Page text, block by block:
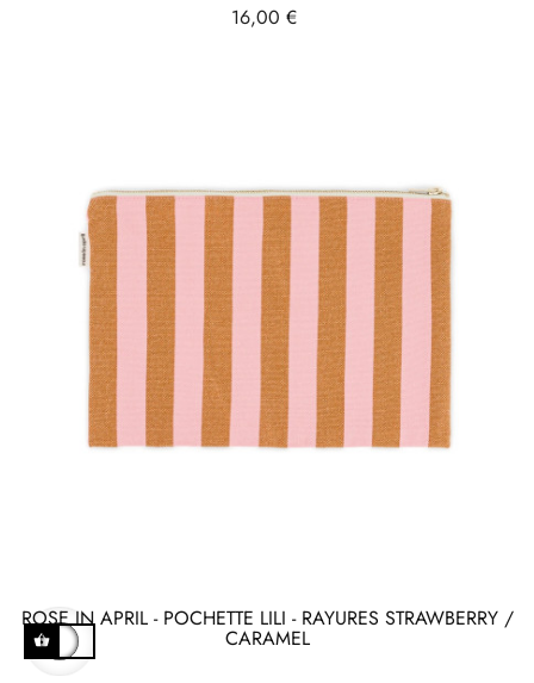
Prix
16,00 €
ROSE IN APRIL - POCHETTE LILI - RAYURES STRAWBERRY /
CARAMEL